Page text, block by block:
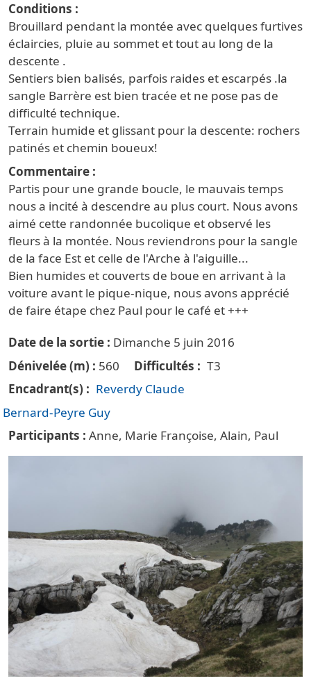
Conditions
Brouillard pendant la montée avec quelques furtives
éclaircies, pluie au sommet et tout au long de la
descente .
Sentiers bien balisés, parfois raides et escarpés .la
sangle Barrère est bien tracée et ne pose pas de
difficulté technique.
Terrain humide et glissant pour la descente: rochers
patinés et chemin boueux!
Commentaire
Partis pour une grande boucle, le mauvais temps
nous a incité à descendre au plus court. Nous avons
aimé cette randonnée bucolique et observé les
fleurs à la montée. Nous reviendrons pour la sangle
de la face Est et celle de l'Arche à l'aiguille...
Bien humides et couverts de boue en arrivant à la
voiture avant le pique-nique, nous avons apprécié
de faire étape chez Paul pour le café et +++
Date de la sortie
Dimanche 5 juin 2016
Dénivelée (m)
560 Difficultés
T3
Encadrant(s)
Reverdy Claude
Bernard-Peyre Guy
Participants
Anne, Marie Françoise, Alain, Paul